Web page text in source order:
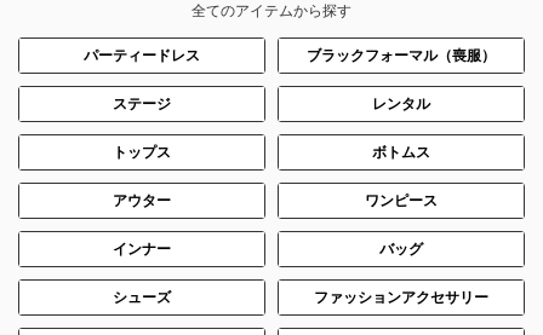
全てのアイテムから探す
パーティードレス ブラックフォーマル（喪服）
ステージ レンタル
トップス ボトムス
アウター ワンピース
インナー バッグ
シューズ ファッションアクセサリー